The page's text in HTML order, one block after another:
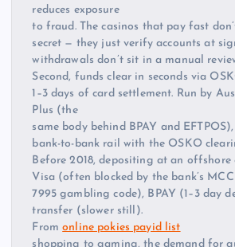
reduces exposure
to fraud. The casinos that pay fast
secret — they just verify accounts at
withdrawals don’t sit in a manual
Second, funds clear in seconds via
1–3 days of card settlement. Run by
Plus (the
same body behind BPAY and
bank-to-bank rail with the OSKO
Before 2018, depositing at an offshore
Visa (often blocked by the bank’s MCC
7995 gambling code), BPAY (1–3 day
transfer (slower still).
Fromonline pokies payid list
shopping to gaming, the demand for